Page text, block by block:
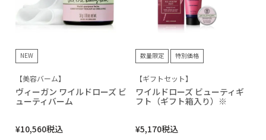
NEW
【美容バーム】
ヴィーガン ワイルドローズ ビ
ューティバーム
¥10,560税込
数量限定 特別価格
【ギフトセット】
ワイルドローズ ビューティギ
フト（ギフト箱入り）※
¥5,170税込